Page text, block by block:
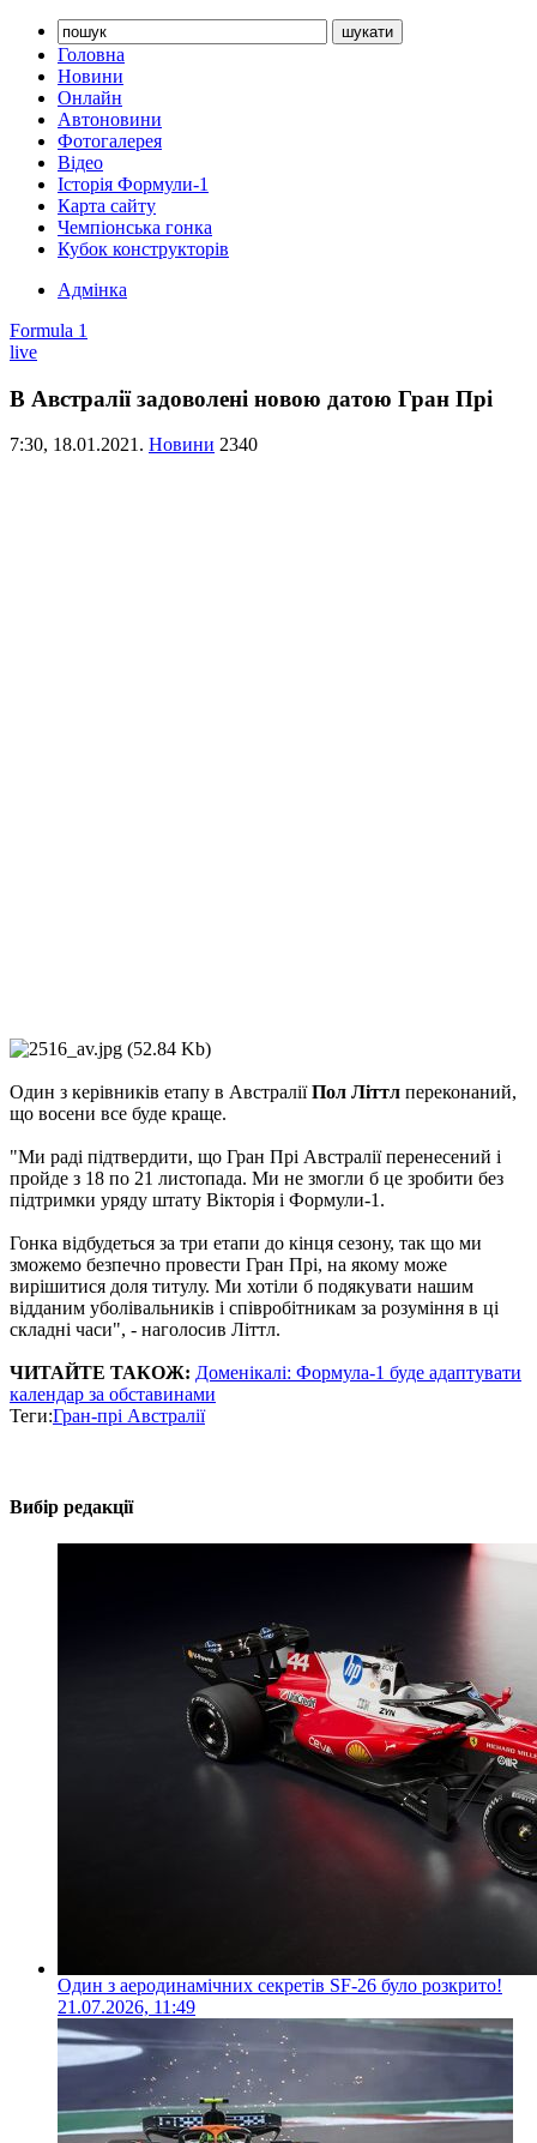
Головна
Новини
Онлайн
Автоновини
Фотогалерея
Відео
Історія Формули-1
Карта сайту
Чемпіонська гонка
Кубок конструкторів
Адмінка
Formula 1
live
В Австралії задоволені новою датою Гран Прі
7:30, 18.01.2021. Новини 2340
Один з керівників етапу в АвстраліїПол Літтл переконаний,
що восени все буде краще.
"Ми раді підтвердити, що Гран Прі Австралії перенесений і
пройде з 18 по 21 листопада. Ми не змогли б це зробити без
підтримки уряду штату Вікторія і Формули-1.
Гонка відбудеться за три етапи до кінця сезону, так що ми
зможемо безпечно провести Гран Прі, на якому може
вирішитися доля титулу. Ми хотіли б подякувати нашим
відданим уболівальників і співробітникам за розуміння в ці
складні часи", - наголосив Літтл.
ЧИТАЙТЕ ТАКОЖ: Доменікалі: Формула-1 буде адаптувати
календар за обставинами
Теги:Гран-прі Австралії
Вибір редакції
Один з аеродинамічних секретів SF-26 було розкрито!
21.07.2026, 11:49